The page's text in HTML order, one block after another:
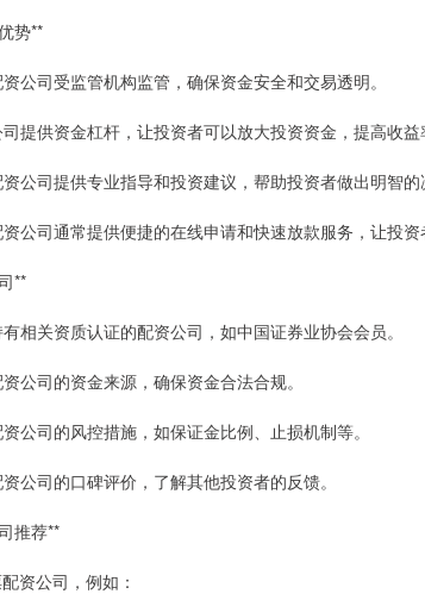
势**
公司受监管机构监管，确保资金安全和交易透明。
提供资金杠杆，让投资者可以放大投资资金，提高收益
公司提供专业指导和投资建议，帮助投资者做出明智的
公司通常提供便捷的在线申请和快速放款服务，让投资
**
相关资质认证的配资公司，如中国证券业协会会员。
公司的资金来源，确保资金合法合规。
公司的风控措施，如保证金比例、止损机制等。
公司的口碑评价，了解其他投资者的反馈。
推荐**
资公司，例如：